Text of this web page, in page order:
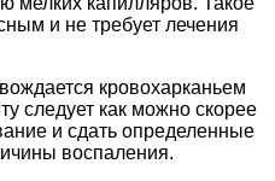
и не требует лечения
кровохарканьем
следует как можно скорее
и сдать определенные
воспаления.